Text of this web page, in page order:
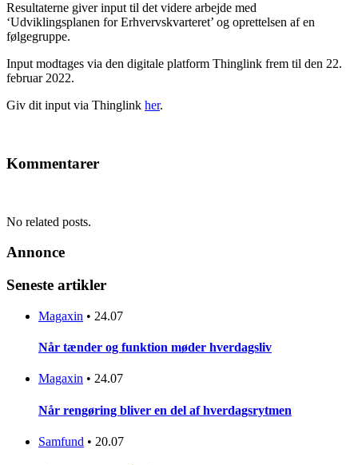
Resultaterne giver input til det videre arbejde med
‘Udviklingsplanen for Erhvervskvarteret’ og oprettelsen af en
følgegruppe.
Input modtages via den digitale platform Thinglink frem til den 22.
februar 2022.
Giv dit input via Thinglink her.
Kommentarer
No related posts.
Annonce
Seneste artikler
Magaxin • 24.07
Når tænder og funktion møder hverdagsliv
Magaxin • 24.07
Når rengøring bliver en del af hverdagsrytmen
Samfund • 20.07